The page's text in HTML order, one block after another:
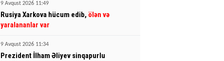
9 Avqust 2026 11:49
Rusiya Xarkova hücum edib, ölən və
yaralananlar var
9 Avqust 2026 11:34
Prezident İlham Əliyev sinqapurlu